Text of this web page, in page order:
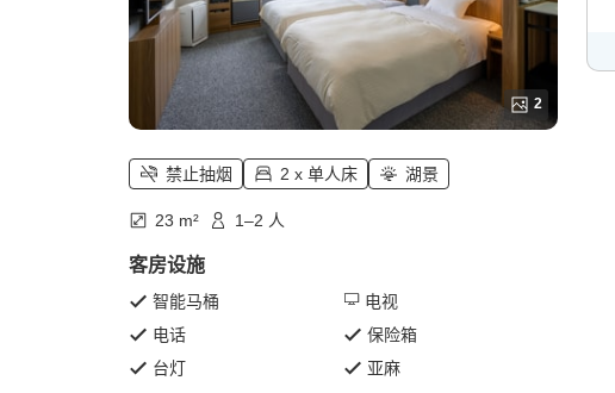
2
禁止抽烟 2 x 单人床 湖景
23 m² 1–2 人
客房设施
智能马桶
电视
电话
保险箱
台灯
亚麻